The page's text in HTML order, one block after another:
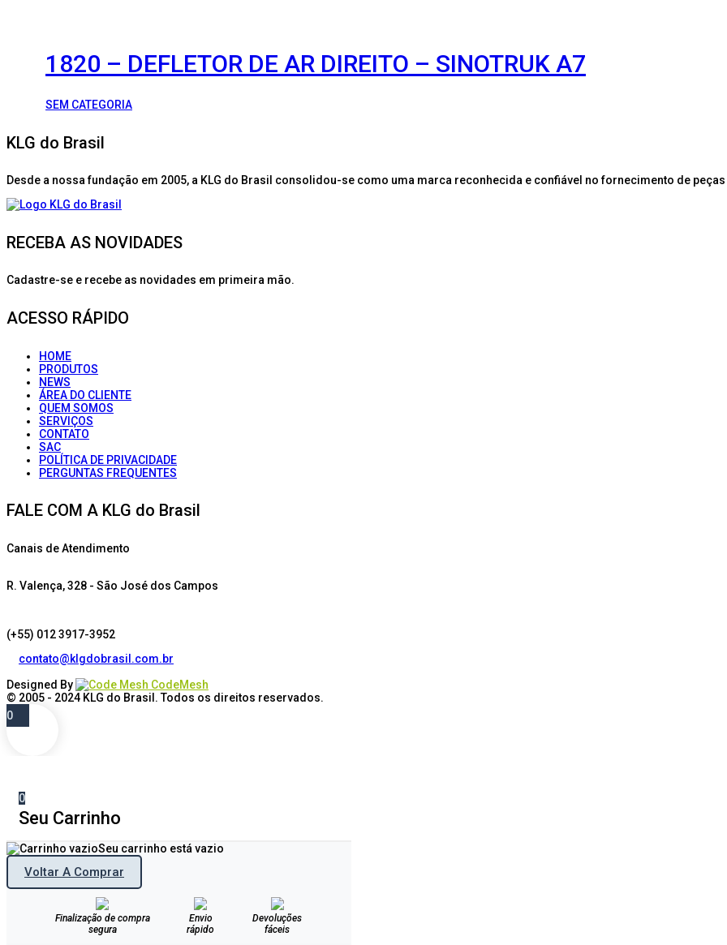
1820 – DEFLETOR DE AR DIREITO – SINOTRUK A7
SEM CATEGORIA
KLG do Brasil
Desde a nossa fundação em 2005, a KLG do Brasil consolidou-se como uma marca reconhecida e confiável no fornecimento de
RECEBA AS NOVIDADES
Cadastre-se e recebe as novidades em primeira mão.
ACESSO RÁPIDO
HOME
PRODUTOS
NEWS
ÁREA DO CLIENTE
QUEM SOMOS
SERVIÇOS
CONTATO
SAC
POLÍTICA DE PRIVACIDADE
PERGUNTAS FREQUENTES
FALE COM A KLG do Brasil
Canais de Atendimento
R. Valença, 328 - São José dos Campos
(+55) 012 3917-3952
contato@klgdobrasil.com.br
Designed By
CodeMesh
© 2005 - 2024 KLG do Brasil . Todos os direitos reservados.
0
0
Seu Carrinho
Seu carrinho está vazio
Voltar A Comprar
Finalização de compra
segura
Envio
rápido
Devoluções
fáceis